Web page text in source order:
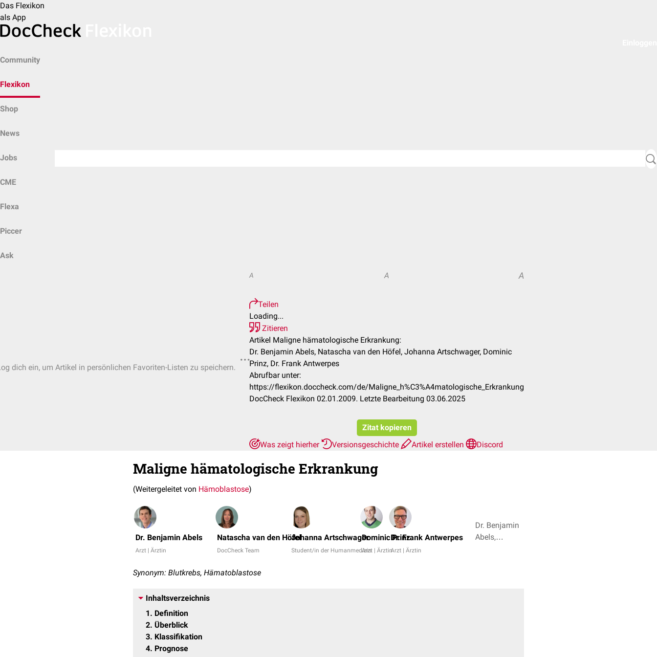
Das Flexikon
als App
Community
Flexikon
Shop
News
Jobs
CME
Flexa
Piccer
Ask
dich ein, um Artikel in persönlichen Favoriten-Listen zu speichern.
A A A
Teilen
Loading...
Zitieren
Artikel Maligne hämatologische Erkrankung:
Dr. Benjamin Abels, Natascha van den Höfel, Johanna Artschwager, Dominic
Prinz, Dr. Frank Antwerpes
Abrufbar unter:
https://flexikon.doccheck.com/de/Maligne_h%C3%A4matologische_Erkrankung
DocCheck Flexikon 02.01.2009. Letzte Bearbeitung 03.06.2025
Zitat kopieren
Was zeigt hierher
Versionsgeschichte Artikel erstellen Discord
Maligne hämatologische Erkrankung
(Weitergeleitet von Hämoblastose)
Dr. Benjamin Abels
Arzt | Ärztin
Natascha van den Höfel
DocCheck Team
Johanna Artschwager
Student/in der Humanmedizin
Dominic Prinz
Arzt | Ärztin
Dr. Frank Antwerpes
Arzt | Ärztin
Dr. Benjamin
Abels,
Synonym: Blutkrebs, Hämatoblastose
Inhaltsverzeichnis
1
Definition
2 Überblick
3 Klassifikation
4 Prognose